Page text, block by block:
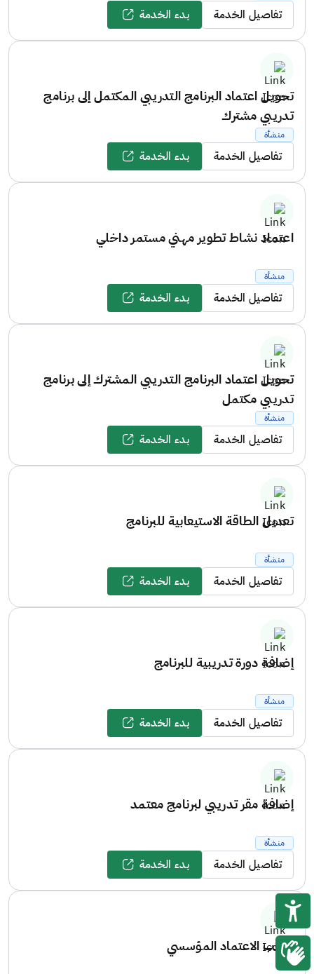
تفاصيل الخدمة بدء الخدمة
تحويل اعتماد البرنامج التدريبي المكتمل إلى برنامج
تدريبي مشترك
منشأة
تفاصيل الخدمة بدء الخدمة
اعتماد نشاط تطوير مهني مستمر داخلي
منشأة
تفاصيل الخدمة بدء الخدمة
تحويل اعتماد البرنامج التدريبي المشترك إلى برنامج
تدريبي مكتمل
منشأة
تفاصيل الخدمة بدء الخدمة
تعديل الطاقة الاستيعابية للبرنامج
منشأة
تفاصيل الخدمة بدء الخدمة
إضافة دورة تدريبية للبرنامج
منشأة
تفاصيل الخدمة بدء الخدمة
إضافة مقر تدريبي لبرنامج معتمد
منشأة
تفاصيل الخدمة بدء الخدمة
سحب الاعتماد المؤسسي